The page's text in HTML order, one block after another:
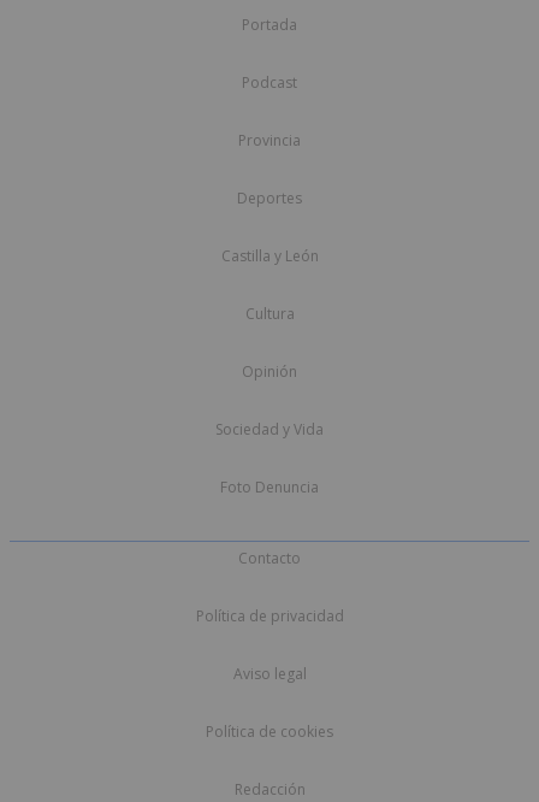
Portada
Podcast
Provincia
Deportes
Castilla y León
Cultura
Opinión
Sociedad y Vida
Foto Denuncia
Contacto
Política de privacidad
Aviso legal
Política de cookies
Redacción